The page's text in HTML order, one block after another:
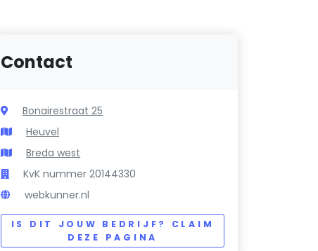
Contact
Bonairestraat 25
Heuvel
Breda west
KvK nummer 20144330
webkunner.nl
IS DIT JOUW BEDRIJF? CLAIM
DEZE PAGINA